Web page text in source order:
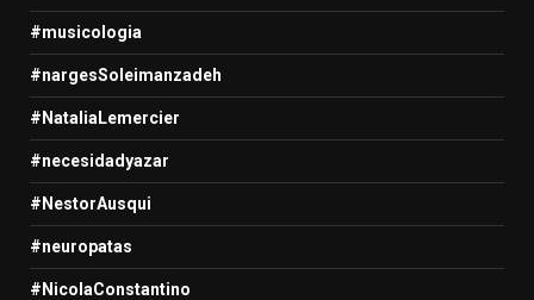
#musicologia
#nargesSoleimanzadeh
#NataliaLemercier
#necesidadyazar
#NestorAusqui
#neuropatas
#NicolaConstantino